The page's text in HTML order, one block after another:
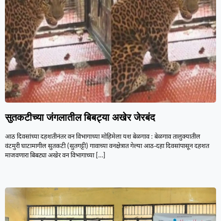
सुतकटीच्या जंगलातील बिबट्या अखेर जेरबंद
आठ दिवसांच्या दहशतीनंतर वन विभागाच्या मोहिमेला यश बेळगाव : बेळगाव तालुक्यातील
वंटमुरी घाटामागील सुतकटी (सुतगट्टी) गावाच्या वनक्षेत्रात गेल्या आठ-दहा दिवसांपासून दहशत
माजवणारा बिबट्या अखेर वन विभागाच्या[…]